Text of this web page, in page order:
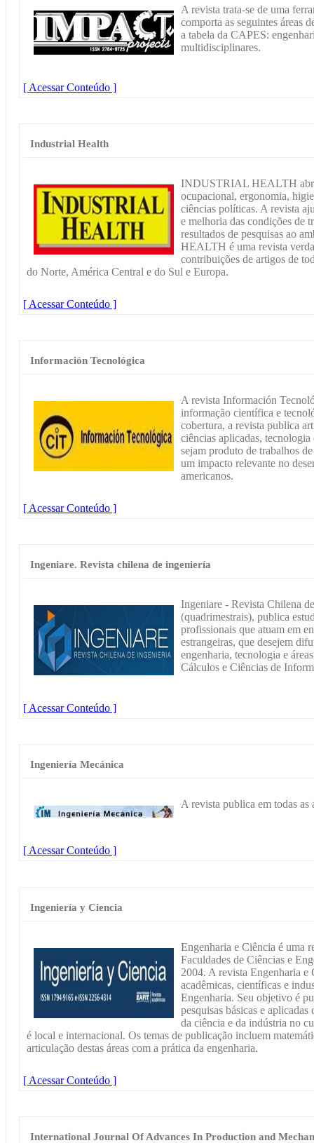
A revista trata-se de uma
comporta as seguintes áreas
a tabela da CAPES:
multidisciplinares.
[ Acessar Conteúdo ]
Industrial Health
INDUSTRIAL HEALTH
ocupacional, ergonomia,
ciências políticas. A revista
e melhoria das condições de
resultados de pesquisas ao
HEALTH é uma revista
contribuições de artigos de
do Norte, América Central e do Sul e Europa.
[ Acessar Conteúdo ]
Información Tecnológica
A revista Información
informação científica e
cobertura, a revista publica
ciências aplicadas,
sejam produto de trabalhos
um impacto relevante no
americanos.
[ Acessar Conteúdo ]
Ingeniare. Revista chilena de ingeniería
Ingeniare - Revista Chilena
(quadrimestrais), publica
profissionais que atuam em
estrangeiras, que desejem
engenharia, tecnologia e
Cálculos e Ciências de
[ Acessar Conteúdo ]
Ingeniería Mecánica
A revista publica em todas as
[ Acessar Conteúdo ]
Ingeniería y Ciencia
Engenharia e Ciência é uma
Faculdades de Ciências e
2004. A revista Engenharia e
acadêmicas, científicas e
Engenharia. Seu objetivo é
pesquisas básicas e
da ciência e da indústria no
é local e internacional. Os temas de publicação incluem
articulação destas áreas com a prática da engenharia.
[ Acessar Conteúdo ]
International Journal Of Advances In Production and